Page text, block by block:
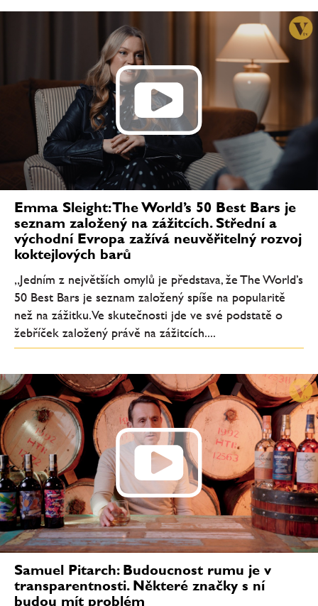
Emma Sleight: The World’s 50 Best Bars je
seznam založený na zážitcích. Střední a
východní Evropa zažívá neuvěřitelný rozvoj
koktejlových barů
„Jedním z největších omylů je představa, že The World’s
50 Best Bars je seznam založený spíše na popularitě
než na zážitku. Ve skutečnosti jde ve své podstatě o
žebříček založený právě na zážitcích....
Samuel Pitarch: Budoucnost rumu je v
transparentnosti. Některé značky s ní
budou mít problém